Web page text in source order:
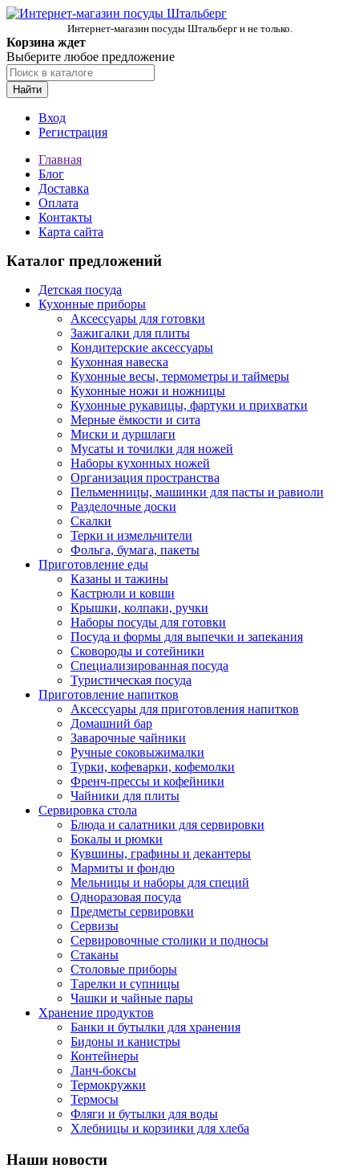
Интернет-магазин посуды Штальберг и не только.
Корзина ждет
Выберите любое предложение
Найти
Вход
Регистрация
Главная
Блог
Доставка
Оплата
Контакты
Карта сайта
Каталог предложений
Детская посуда
Кухонные приборы
Аксессуары для готовки
Зажигалки для плиты
Кондитерские аксессуары
Кухонная навеска
Кухонные весы, термометры и таймеры
Кухонные ножи и ножницы
Кухонные рукавицы, фартуки и прихватки
Мерные ёмкости и сита
Миски и дуршлаги
Мусаты и точилки для ножей
Наборы кухонных ножей
Организация пространства
Пельменницы, машинки для пасты и равиоли
Разделочные доски
Скалки
Терки и измельчители
Фольга, бумага, пакеты
Приготовление еды
Казаны и тажины
Кастрюли и ковши
Крышки, колпаки, ручки
Наборы посуды для готовки
Посуда и формы для выпечки и запекания
Сковороды и сотейники
Специализированная посуда
Туристическая посуда
Приготовление напитков
Аксессуары для приготовления напитков
Домашний бар
Заварочные чайники
Ручные соковыжималки
Турки, кофеварки, кофемолки
Френч-прессы и кофейники
Чайники для плиты
Сервировка стола
Блюда и салатники для сервировки
Бокалы и рюмки
Кувшины, графины и декантеры
Мармиты и фондю
Мельницы и наборы для специй
Одноразовая посуда
Предметы сервировки
Сервизы
Сервировочные столики и подносы
Стаканы
Столовые приборы
Тарелки и супницы
Чашки и чайные пары
Хранение продуктов
Банки и бутылки для хранения
Бидоны и канистры
Контейнеры
Ланч-боксы
Термокружки
Термосы
Фляги и бутылки для воды
Хлебницы и корзинки для хлеба
Наши новости